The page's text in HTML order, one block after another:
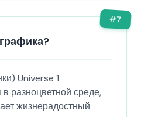
#7
Universe 1
в разноцветной среде,
жизнерадостный